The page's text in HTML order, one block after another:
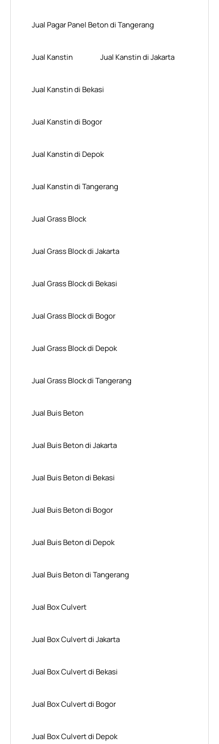
Jual Pagar Panel Beton di Tangerang
Jual Kanstin Jual Kanstin di Jakarta
Jual Kanstin di Bekasi
Jual Kanstin di Bogor
Jual Kanstin di Depok
Jual Kanstin di Tangerang
Jual Grass Block
Jual Grass Block di Jakarta
Jual Grass Block di Bekasi
Jual Grass Block di Bogor
Jual Grass Block di Depok
Jual Grass Block di Tangerang
Jual Buis Beton
Jual Buis Beton di Jakarta
Jual Buis Beton di Bekasi
Jual Buis Beton di Bogor
Jual Buis Beton di Depok
Jual Buis Beton di Tangerang
Jual Box Culvert
Jual Box Culvert di Jakarta
Jual Box Culvert di Bekasi
Jual Box Culvert di Bogor
Jual Box Culvert di Depok